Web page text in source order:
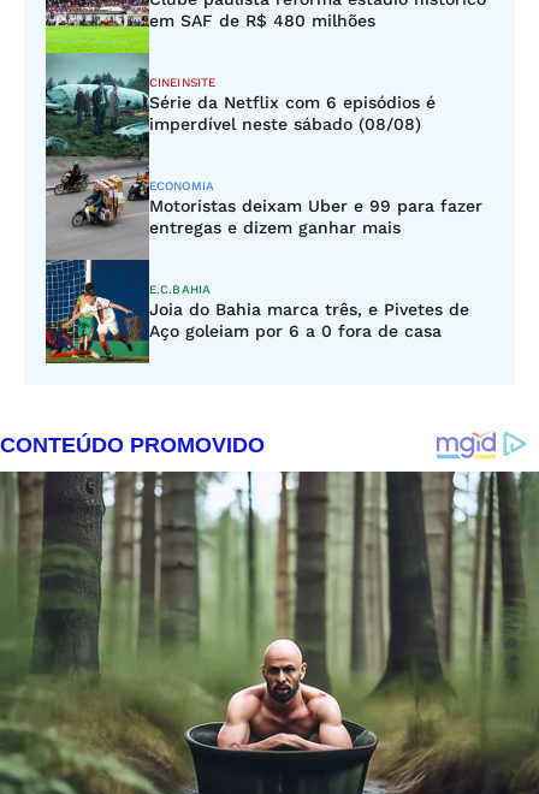
em SAF de R$ 480 milhões
CINEINSITE
Série da Netflix com 6 episódios é
imperdível neste sábado (08/08)
ECONOMIA
Motoristas deixam Uber e 99 para fazer
entregas e dizem ganhar mais
E.C.BAHIA
Joia do Bahia marca três, e Pivetes de
Aço goleiam por 6 a 0 fora de casa